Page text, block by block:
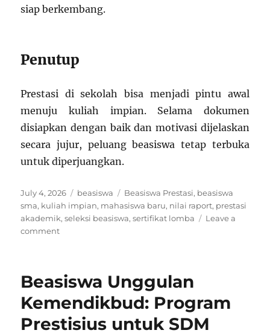
siap berkembang.
Penutup
Prestasi di sekolah bisa menjadi pintu awal
menuju kuliah impian. Selama dokumen
disiapkan dengan baik dan motivasi dijelaskan
secara jujur, peluang beasiswa tetap terbuka
untuk diperjuangkan.
Posted
on
July 4, 2026 Categories
beasiswa Tags
Beasiswa Prestasi, beasiswa
sma, kuliah impian, mahasiswa baru, nilai raport, prestasi
akademik,seleksi beasiswa,sertifikat lomba
Leave a
commenton
SMA,
Masuk
Kuliah
Beasiswa Unggulan
Kemendikbud: Program
Prestisius untuk SDM